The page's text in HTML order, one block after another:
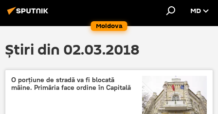
Moldova
MD
Știri din 02.03.2018
O porțiune de stradă va fi blocată
mâine. Primăria face ordine în Capitală